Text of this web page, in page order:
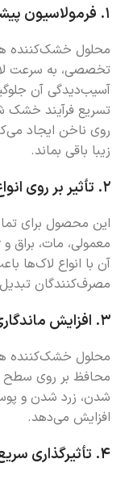
۱. فرمولاسیون
محلول خشک‌کننده
تخصصی، به سرعت
آسیب‌دیدگی آن
تسریع فرآیند خشک
روی ناخن ایجاد
زیبا باقی بماند.
۲. تأثیر بر روی
این محصول برای
معمولی، مات، براق
آن با انواع لاک‌ها
مصرف‌کنندگان
۳. افزایش
محلول خشک‌کننده
محافظ بر روی سطح
شدن، زرد شدن و
افزایش می‌دهد.
۴. تأثیرگذاری